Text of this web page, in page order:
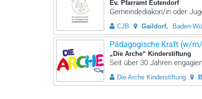
Ev. Pfarramt Eutendorf
Gemeindediakon/in oder
CJB Gaildorf Baden-
Pädagogische Kraft (w/
„Die Arche“ Kinderstiftung
Seit über 30 Jahren
Die Arche Kinderstiftung